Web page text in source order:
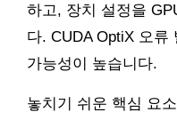
하고, 장치 설정을
다. CUDA OptiX 오류
가능성이 높습니다.
놓치기 쉬운 핵심 요